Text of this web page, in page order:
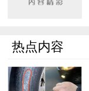
热点内容